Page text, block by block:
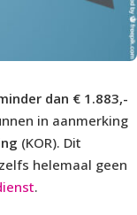
dan € 1.883,-
in aanmerking
(KOR). Dit
helemaal geen
.